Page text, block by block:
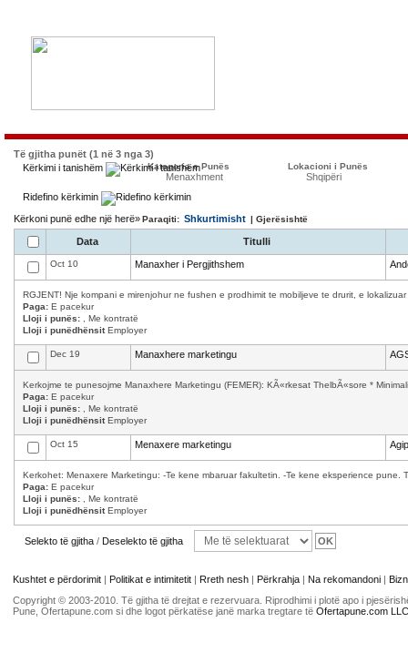
Të gjitha punët (1 në 3 nga 3)
Kërkimi i tanishëm
Kategoria e Punës
Menaxhment
Lokacioni i Punës
Shqipëri
Ridefino kërkimin
Kërkoni punë edhe një herë»Paraqiti: Shkurtimisht | Gjerësishtë
Data Titulli
Oct 10 Manaxher i Pergjithshem
RGJENT! Nje kompani e mirenjohur ne fushen e prodhimit te mobiljeve te drurit, e
Paga: E pacekur
Lloji i punës: , Me kontratë
Lloji i punëdhënsitEmployer
Dec 19 Manaxhere marketingu
Kerkojme te punesojme Manaxhere Marketingu (FEMER): KÃ«rkesat ThelbÃ«sore *
Paga: E pacekur
Lloji i punës: , Me kontratë
Lloji i punëdhënsitEmployer
Oct 15 Menaxere marketingu
Kerkohet: Menaxere Marketingu: -Te kene mbaruar fakultetin. -Te kene eksperience
Paga: E pacekur
Lloji i punës: , Me kontratë
Lloji i punëdhënsitEmployer
Selekto të gjitha / Deselekto të gjitha
Kushtet e përdorimit | Politikat e intimitetit | Rreth nesh | Përkrahja | Na rekomandoni |
Copyright © 2003-2010. Të gjitha të drejtat e rezervuara. Riprodhimi i plotë apo i
Pune, Ofertapune.com si dhe logot përkatëse janë marka tregtare të Ofertapune.com LLC